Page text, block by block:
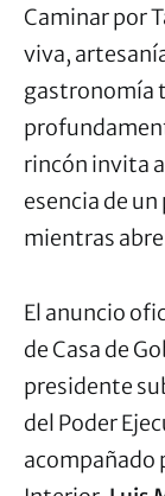
Caminar por
viva,
gastronomía
rincón invita
esencia de
mientras
El anuncio
de Casa de
presidente
del Poder
acompañado